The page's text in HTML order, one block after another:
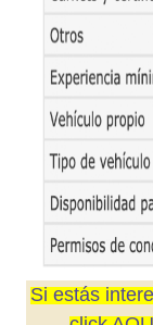
Si estás